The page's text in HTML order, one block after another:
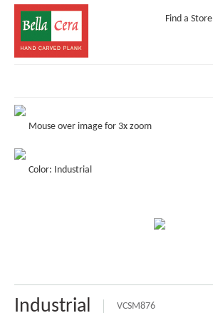
Find a Store
COLLECTIONS
STORE LOCATOR
ABOUT US
Mouse over image for 3x zoom
Color: Industrial
Industrial VCSM876